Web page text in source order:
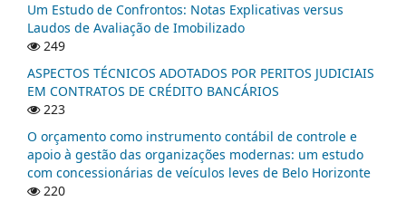
Um Estudo de Confrontos: Notas Explicativas versus
Laudos de Avaliação de Imobilizado
249
ASPECTOS TÉCNICOS ADOTADOS POR PERITOS JUDICIAIS
EM CONTRATOS DE CRÉDITO BANCÁRIOS
223
O orçamento como instrumento contábil de controle e
apoio à gestão das organizações modernas: um estudo
com concessionárias de veículos leves de Belo Horizonte
220